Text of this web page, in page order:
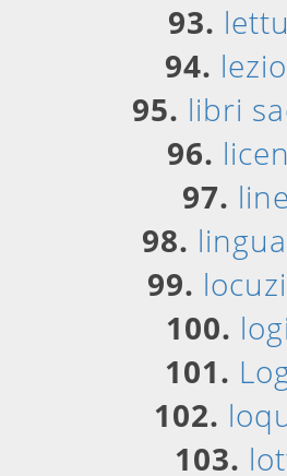
93.
94.
95. libri
96.
97.
98.
99.
100.
101.
102.
103.